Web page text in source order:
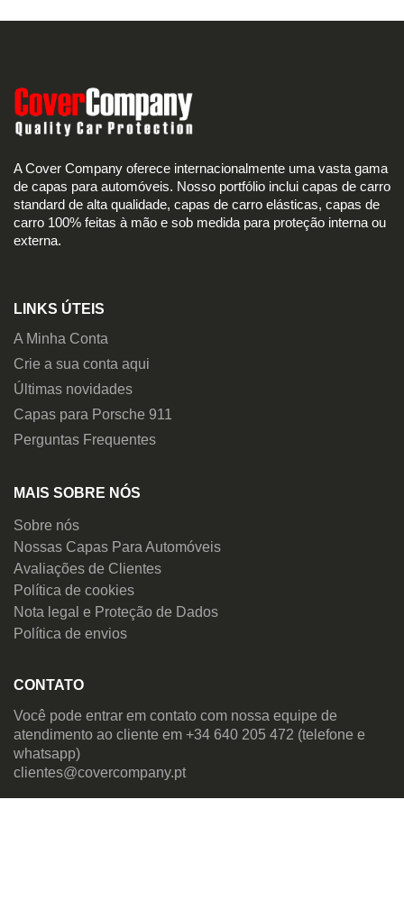
A Cover Company oferece internacionalmente uma vasta gama
de capas para automóveis. Nosso portfólio inclui capas de carro
standard de alta qualidade, capas de carro elásticas, capas de
carro 100% feitas à mão e sob medida para proteção interna ou
externa.
LINKS ÚTEIS
A Minha Conta
Crie a sua conta aqui
Últimas novidades
Capas para Porsche 911
Perguntas Frequentes
MAIS SOBRE NÓS
Sobre nós
Nossas Capas Para Automóveis
Avaliações de Clientes
Política de cookies
Nota legal e Proteção de Dados
Política de envios
CONTATO
Você pode entrar em contato com nossa equipe de
atendimento ao cliente em +34 640 205 472 (telefone e
whatsapp)
clientes@covercompany.pt